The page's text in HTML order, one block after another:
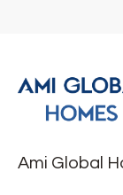
Ami Global